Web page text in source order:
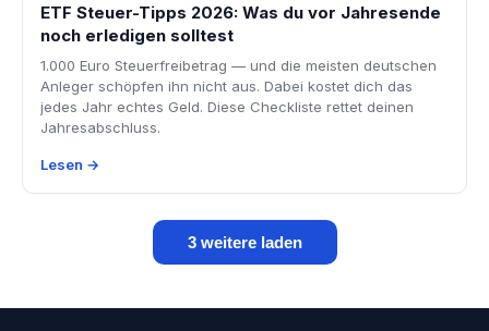
ETF Steuer-Tipps 2026: Was du vor Jahresende
noch erledigen solltest
1.000 Euro Steuerfreibetrag — und die meisten deutschen
Anleger schöpfen ihn nicht aus. Dabei kostet dich das
jedes Jahr echtes Geld. Diese Checkliste rettet deinen
Jahresabschluss.
Lesen →
3 weitere laden